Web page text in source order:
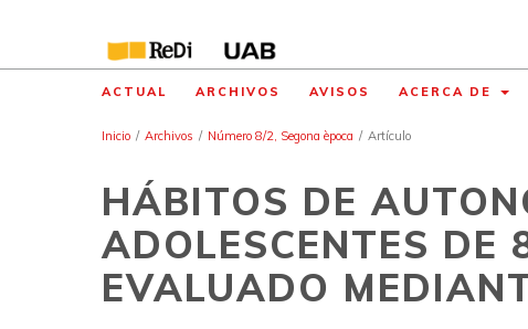
ACTUAL ARCHIVOS AVISOS ACERCA DE
Inicio / Archivos / Número 8/2, Segona època / Artículo
HÁBITOS DE
ADOLESCENTES DE
EVALUADO